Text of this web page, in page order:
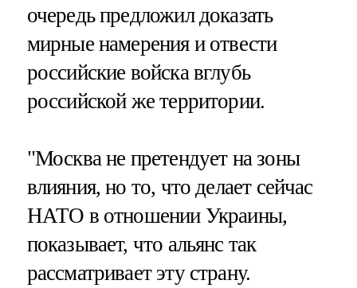
очередь предложил доказать
мирные намерения и отвести
российские войска вглубь
российской же территории.
"Москва не претендует на зоны
влияния, но то, что делает сейчас
НАТО в отношении Украины,
показывает, что альянс так
рассматривает эту страну.